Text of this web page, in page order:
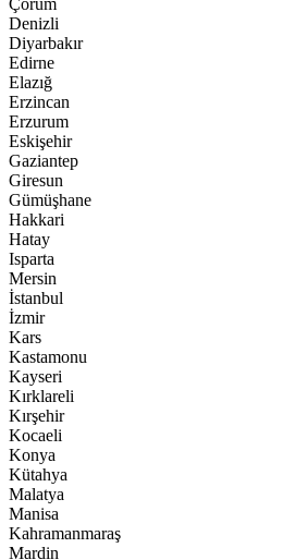
0:54
Aşklarını Masalsı Törenle Taçlandırdılar:
0:12
Fındık Üreticisi’nin Çığlığı Kim Duyacak?
Çorum
Denizli
Diyarbakır
Edirne
Elazığ
Erzincan
Erzurum
Eskişehir
Gaziantep
Giresun
Gümüşhane
Hakkari
Hatay
Isparta
Mersin
İstanbul
İzmir
Kars
Kastamonu
Kayseri
Kırklareli
Kırşehir
Kocaeli
Konya
Kütahya
Malatya
Manisa
Kahramanmaraş
Mardin